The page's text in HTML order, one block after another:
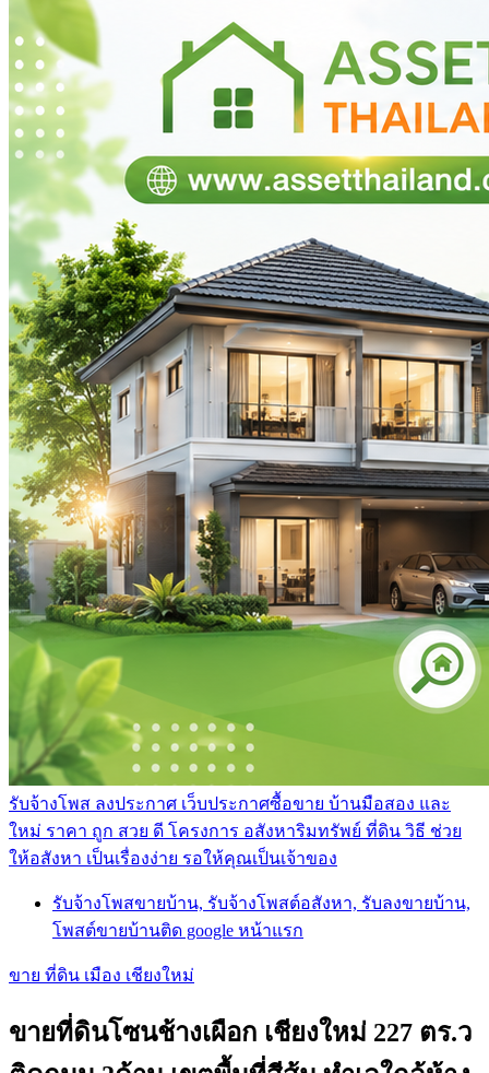
รับจ้างโพส ลงประกาศ เว็บประกาศซื้อขาย บ้านมือสอง และ
ใหม่ ราคา ถูก สวย ดี โครงการ อสังหาริมทรัพย์ ที่ดิน วิธี ช่วย
ให้อสังหา เป็นเรื่องง่าย รอให้คุณเป็นเจ้าของ
รับจ้างโพสขายบ้าน, รับจ้างโพสต์อสังหา, รับลงขายบ้าน,
โพสต์ขายบ้านติด google หน้าแรก
ขาย ที่ดิน เมือง เชียงใหม่
ขายที่ดินโซนช้างเผือก เชียงใหม่ 227 ตร.ว